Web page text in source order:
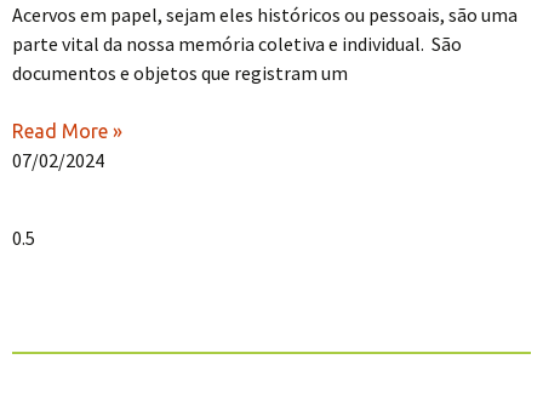
Acervos em papel, sejam eles históricos ou pessoais, são uma
parte vital da nossa memória coletiva e individual. São
documentos e objetos que registram um
Read More »
07/02/2024